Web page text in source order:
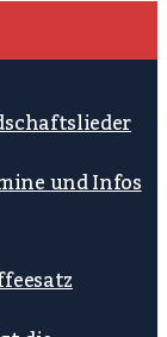
und Infos